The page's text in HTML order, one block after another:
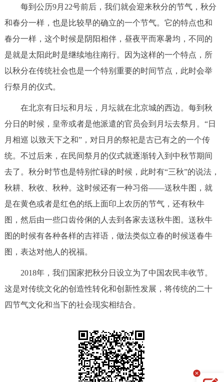
便民服务 利企服务 投资项目
中介服务 阳光政务
政民互动
12345网上接诉即办 我要咨询 我要建议
参与调查 在线访谈 图说互动
走进北京
北京概况 十六区概览 人文北京
绿色北京 图说北京 视频北京
ENGLISH 한국어 日本語
每到公历9月22号前后，我们就会迎来秋分的节气，秋分
和春分一样，也是比较早的确立的一个节气。它的特点也和
春分一样，这个时候是阴阳相伴，昼夜平而寒暑均，不同的
是就是太阳此时是继续地往南行。因为这样的一个特点，所
以秋分在传统社会也是一个特别重要的时间节点，此时会举
行祭月的仪式。
在北京有日坛和月坛，月坛就在北京城的西边。每到秋
分日的时候，皇帝或者是他派遣的官员会到月坛去祭月。“日
月相巡 以致天下之和”，对日月的祭祀是古已有之的一个传
统。不过后来，在民间祭月的仪式就逐渐转入到中秋节期间
去了。秋分时节也是特别忙碌的时候，此时有“三秋”的说法，
秋耕、秋收、秋种。这时候还有一种习俗——送秋牛图，就
是在黄色或者是红色的纸上面印上农历的节气，还有秋牛
图，然后由一些口齿伶俐的人去到各家去送秋牛图。送秋牛
图的时候有各种各样的吉祥语，做法类似立春的时候送春牛
图，表达对他人的祝福。
2018年，我们国家把秋分日设立为了中国农民丰收节。
这是对传统文化的创造性转化和创新性发展，将传统的二十
四节气文化和当下的社会现实相结合。